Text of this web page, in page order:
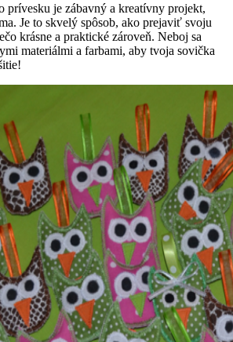
prívesku je zábavný a kreatívny projekt,
Je to skvelý spôsob, ako prejaviť svoju
krásne a praktické zároveň. Neboj sa
materiálmi a farbami, aby tvoja sovička